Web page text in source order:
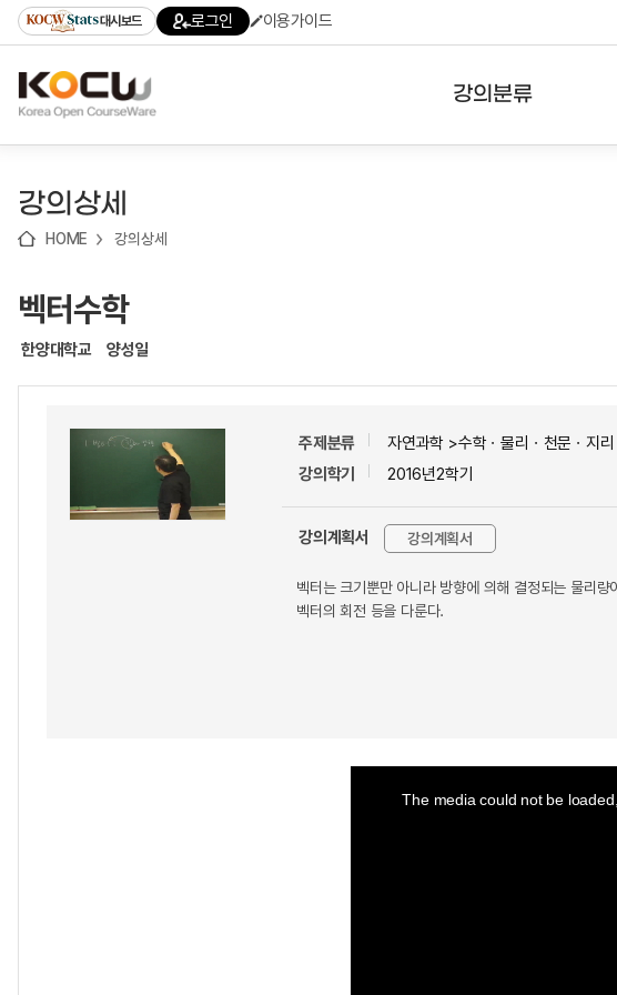
기
기
기
content)
가
대시보드 로그인 이용가이드
강의분류
강의상세
HOME 강의상세
벡터수학
한양대학교 양성일
주제분류
자연과학 >수학ㆍ물리ㆍ천문ㆍ지
강의학기
2016년2학기
강의계획서 강의계획서
벡터는 크기뿐만 아니라 방향에 의해 결정되는 물리
벡터의 회전 등을 다룬다.
The media could not be